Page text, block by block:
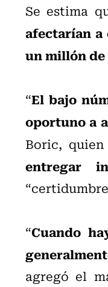
Se estima
afectarían a
un millón de
“El bajo
oportuno a
Boric,
entregar
“Cuando
agregó el